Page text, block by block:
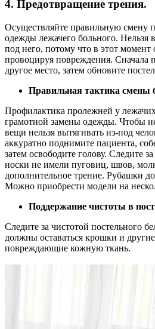
4. Предотвращение трения.
Осуществляйте правильную смену
одежды лежачего больного. Нельзя
под него, потому что в этот момент
провоцируя повреждения. Сначала
другое место, затем обновите
Правильная тактика смены
Профилактика пролежней у
грамотной замены одежды. Чтобы
вещи нельзя вытягивать из-под
аккуратно поднимите пациента,
затем освободите голову. Следите
носки не имели пуговиц, швов,
дополнительное трение. Рубашки
Можно приобрести модели на
Поддержание чистоты в
Следите за чистотой постельного
должны оставаться крошки и
повреждающие кожную ткань.